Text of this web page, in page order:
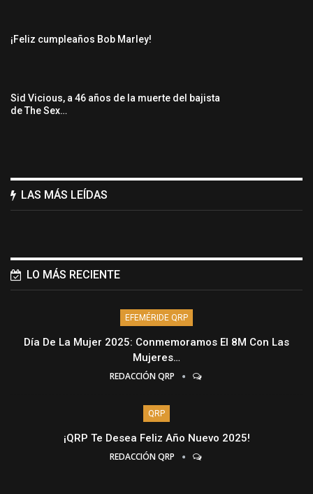
¡Feliz cumpleaños Bob Marley!
Sid Vicious, a 46 años de la muerte del bajista
de The Sex…
LAS MÁS LEÍDAS
LO MÁS RECIENTE
EFEMÉRIDE QRP
Día De La Mujer 2025: Conmemoramos El 8M Con Las
Mujeres…
REDACCIÓN QRP
QRP
¡QRP Te Desea Feliz Año Nuevo 2025!
REDACCIÓN QRP